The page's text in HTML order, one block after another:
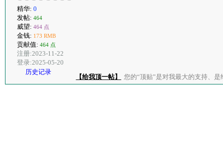
精华: 0
发帖: 464
威望: 464 点
金钱: 173 RMB
贡献值: 464 点
注册:2023-11-22
登录:2025-05-20
历史记录
【给我顶一帖】 您的“顶贴”是对我最大的支持、